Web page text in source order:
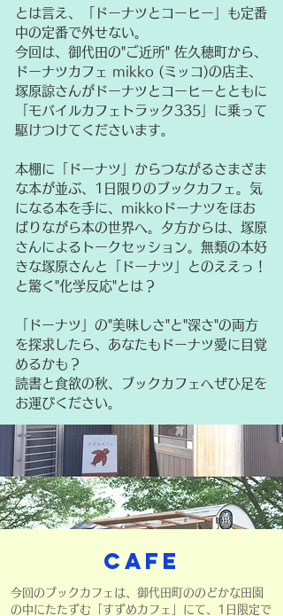
とは言え、「ドーナツとコーヒー」も定番
中の定番で外せない。
今回は、御代田の"ご近所" 佐久穂町から、
ドーナツカフェ mikko (ミッコ)の店主、
塚原諒さんがドーナツとコーヒーとともに
「モバイルカフェトラック335」に乗って
駆けつけてくださいます。
本棚に 「ドーナツ」からつながるさまざま
な本が並ぶ、1日限りのブックカフェ。気
になる本を手に、mikkoドーナツをほお
ばりながら本の世界へ。夕方からは、塚原
さんによるトークセッション。無類の本好
きな塚原さんと「ドーナツ」とのええっ！
と驚く"化学反応"とは？
「ドーナツ」の"美味しさ"と"深さ"の両方
を探求したら、あなたもドーナツ愛に目覚
めるかも？
読書と食欲の秋、ブックカフェへぜひ足を
お運びください。
CAFE
今回のブックカフェは、御代田町ののどかな田園
の中にたたずむ「すずめカフェ」にて、1日限定で